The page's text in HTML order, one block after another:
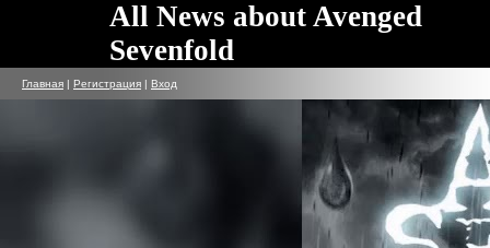
All News about Avenged
Sevenfold
Главная | Регистрация | Вход